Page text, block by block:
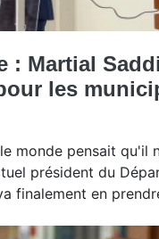
: Martial
les
monde pensait qu'il
président du
finalement en